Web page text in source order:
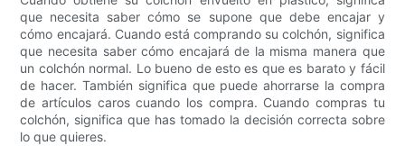
que necesita saber cómo se supone que debe encajar y
cómo encajará. Cuando está comprando su colchón, significa
que necesita saber cómo encajará de la misma manera que
un colchón normal. Lo bueno de esto es que es barato y fácil
de hacer. También significa que puede ahorrarse la compra
de artículos caros cuando los compra. Cuando compras tu
colchón, significa que has tomado la decisión correcta sobre
lo que quieres.